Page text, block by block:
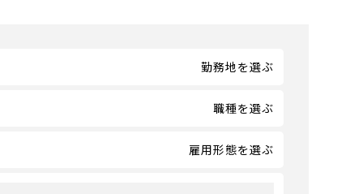
勤務地を選ぶ
職種を選ぶ
雇用形態を選ぶ